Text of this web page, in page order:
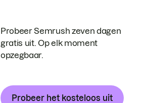
Probeer Semrush zeven dagen
gratis uit. Op elk moment
opzegbaar.
Probeer het kosteloos uit